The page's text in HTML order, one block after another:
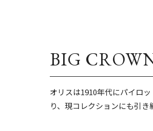
BIG
オリスは1910年代にパイロ
り、現コレクションにも引き